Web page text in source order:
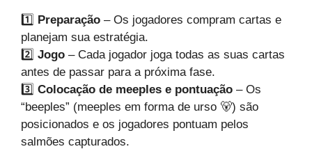
1️⃣ Preparação – Os jogadores compram cartas e
planejam sua estratégia.
2️⃣ Jogo – Cada jogador joga todas as suas cartas
antes de passar para a próxima fase.
3️⃣ Colocação de meeples e pontuação – Os
“beeples” (meeples em forma de urso 🐻) são
posicionados e os jogadores pontuam pelos
salmões capturados.